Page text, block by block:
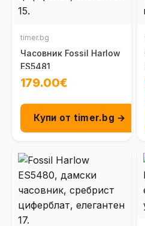
timer.bg
Часовник Fossil Harlow
ES5481
179.00€
Купи от timer.bg →